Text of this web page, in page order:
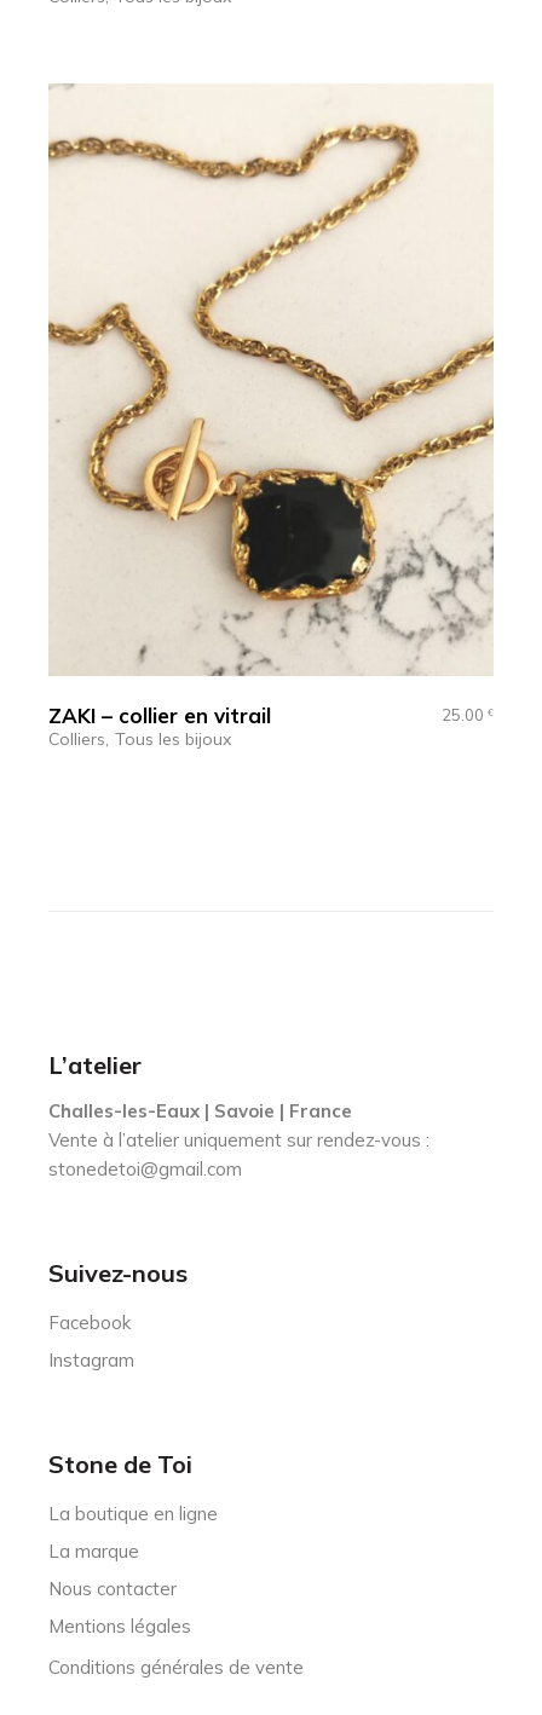
ZAKI – collier en vitrail 25.00 €
Colliers Tous les bijoux
L’atelier
Challes-les-Eaux | Savoie | France
Vente à l’atelier uniquement sur rendez-vous :
stonedetoi@gmail.com
Suivez-nous
Facebook
Instagram
Stone de Toi
La boutique en ligne
La marque
Nous contacter
Mentions légales
Conditions générales de vente